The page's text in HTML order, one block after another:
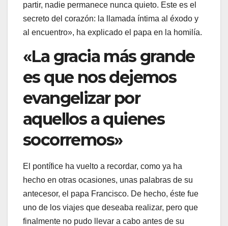
partir, nadie permanece nunca quieto. Este es el
secreto del corazón: la llamada íntima al éxodo y
al encuentro», ha explicado el papa en la homilía.
«La gracia más grande
es que nos dejemos
evangelizar por
aquellos a quienes
socorremos»
El pontífice ha vuelto a recordar, como ya ha
hecho en otras ocasiones, unas palabras de su
antecesor, el papa Francisco. De hecho, éste fue
uno de los viajes que deseaba realizar, pero que
finalmente no pudo llevar a cabo antes de su